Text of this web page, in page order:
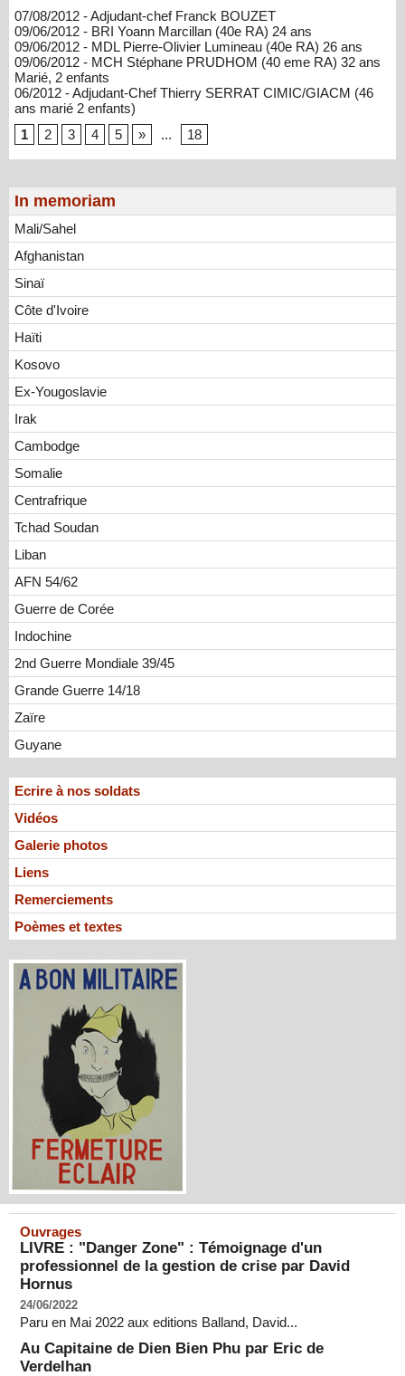
In memoriam
Mali/Sahel
Afghanistan
Sinaï
Côte d'Ivoire
Haïti
Kosovo
Ex-Yougoslavie
Irak
Cambodge
Somalie
Centrafrique
Tchad Soudan
Liban
AFN 54/62
Guerre de Corée
Indochine
2nd Guerre Mondiale 39/45
Grande Guerre 14/18
Zaïre
Guyane
Ecrire à nos soldats
Vidéos
Galerie photos
Liens
Remerciements
Poèmes et textes
07/08/2012 - Adjudant-chef Franck BOUZET
09/06/2012 - BRI Yoann Marcillan (40e RA) 24 ans
09/06/2012 - MDL Pierre-Olivier Lumineau (40e RA) 26 ans
09/06/2012 - MCH Stéphane PRUDHOM (40 eme RA) 32 ans
Marié, 2 enfants
06/2012 - Adjudant-Chef Thierry SERRAT CIMIC/GIACM (46
ans marié 2 enfants)
1
2 3 4 5 » ... 18
Ouvrages
LIVRE : "Danger Zone" : Témoignage d'un
professionnel de la gestion de crise par David
Hornus
24/06/2022
Paru en Mai 2022 aux editions Balland, David...
Au Capitaine de Dien Bien Phu par Eric de
Verdelhan